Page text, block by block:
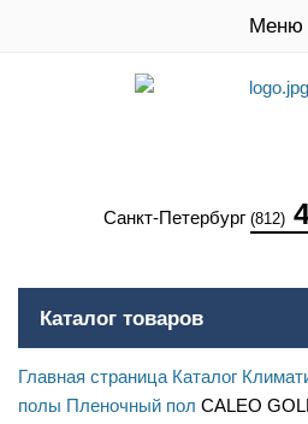
Меню
Санкт-Петербург (812)
Каталог товаров
Главная страница Каталог
полы Пленочный пол CALEO